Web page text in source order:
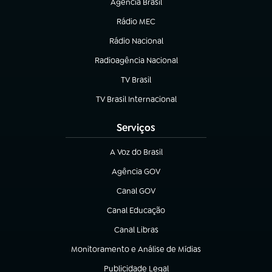
Agência Brasil
(abre em nova aba)
Rádio MEC
(abre em nova aba)
Rádio Nacional
Radioagência Nacional
(abre em nova aba)
TV Brasil
(abre em nova aba)
TV Brasil Internacional
(abre em nova aba)
Serviços
A Voz do Brasil
(abre em nova aba)
Agência GOV
(abre em nova aba)
Canal GOV
(abre em nova aba)
Canal Educação
(abre em nova aba)
Canal Libras
(abre em nova aba)
Monitoramento e Análise de Mídias
(abre em nova aba)
Publicidade Legal